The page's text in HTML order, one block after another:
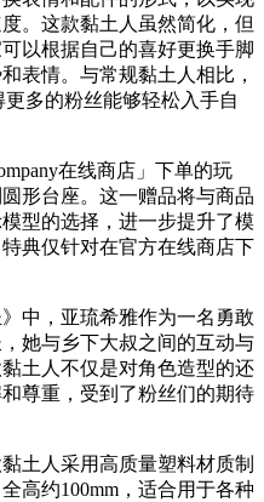
。这款黏土人虽然简化，但
以根据自己的喜好更换手脚
表情。与常规黏土人相比，
多的粉丝能够轻松入手自
在线商店」下单的玩
形台座。这一赠品将与商品
型的选择，进一步提升了模
典仅针对在官方在线商店下
，亚琉希雅作为一名勇敢
她与乡下大叔之间的互动与
土人不仅是对角色造型的还
尊重，受到了粉丝们的期待
人采用高质量塑料材质制
高约100mm，适合用于各种